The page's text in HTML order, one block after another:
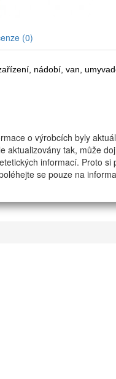
(0)
nádobí, van,
o výrobcích byly
aktualizovány tak, může
informací. Proto si
se pouze na